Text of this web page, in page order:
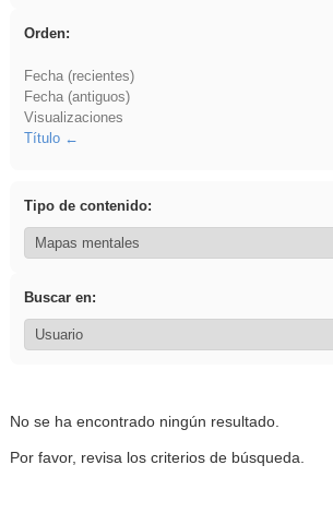
Orden:
Fecha (recientes)
Fecha (antiguos)
Visualizaciones
Título
Tipo de contenido:
Buscar en:
No se ha encontrado ningún resultado.
Por favor, revisa los criterios de búsqueda.